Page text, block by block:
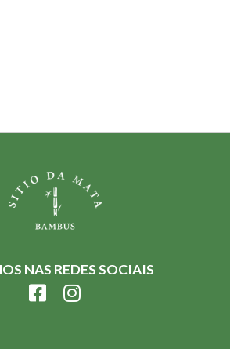
NAS REDES SOCIAIS